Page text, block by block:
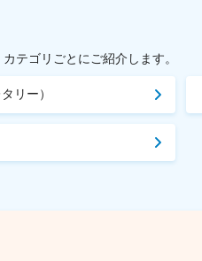
テゴリごとにご紹介します。
リー）